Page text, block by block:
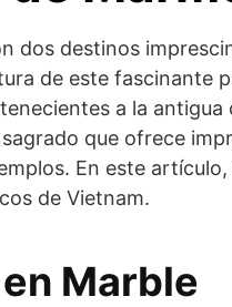
dos destinos
de este fascinante
a la antigua
que ofrece
En este
de Vietnam.
Marble